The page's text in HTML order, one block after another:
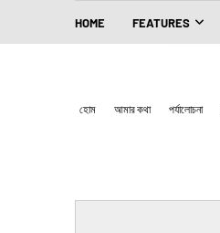
HOME FEATURES
হোম আমার কথা পর্যালোচনা